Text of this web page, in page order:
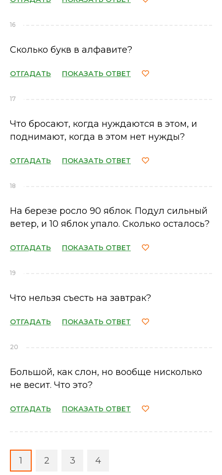
16
Сколько букв в алфавите?
ОТГАДАТЬ ПОКАЗАТЬ ОТВЕТ
17
Что бросают, когда нуждаются в этом, и
поднимают, когда в этом нет нужды?
ОТГАДАТЬ ПОКАЗАТЬ ОТВЕТ
18
На березе росло 90 яблок. Подул сильный
ветер, и 10 яблок упало. Сколько осталось?
ОТГАДАТЬ ПОКАЗАТЬ ОТВЕТ
19
Что нельзя съесть на завтрак?
ОТГАДАТЬ ПОКАЗАТЬ ОТВЕТ
20
Большой, как слон, но вообще нисколько
не весит. Что это?
ОТГАДАТЬ ПОКАЗАТЬ ОТВЕТ
1 2 3 4